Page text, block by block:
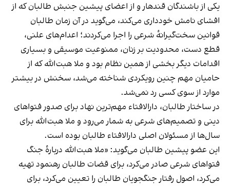
یکی از باشندگان قندهار و از اعضای پیشین جنبش طالبان که از
افشای نامش خودداری می‌کند، می‌گوید در آن زمان طالبان
قوانین سخت‌گیرانهٔ شرعی را اجرا می‌کردند؛ اعدام‌های علنی،
قطع دست، محدودیت بر زنان، ممنوعیت موسیقی و بسیاری
اقدامات دیگر بخشی از همین نظام بود و ملا هبت‌الله که از
حامیان مهم چنین رویکردی شناخته می‌شد، سخنش در بیشتر
موارد از سوی کسی رد نمی‌شد.
در ساختار طالبان، دارالافتاء مهم‌ترین نهاد برای صدور فتواهای
دینی و تصمیم‌های شرعی به شمار می‌رود و ملا هبت‌الله برای
سال‌ها از مسئولان اصلی دارالافتاء طالبان بوده است.
این عضو پیشین طالبان می‌گوید: «ملا هبت‌الله دربارهٔ جنگ
فتواهای شرعی صادر می‌کرد، برای قضات طالبان رهنمود تهیه
می‌کرد، اصول رفتار جنگجویان طالبان را تعیین می‌کرد، برای